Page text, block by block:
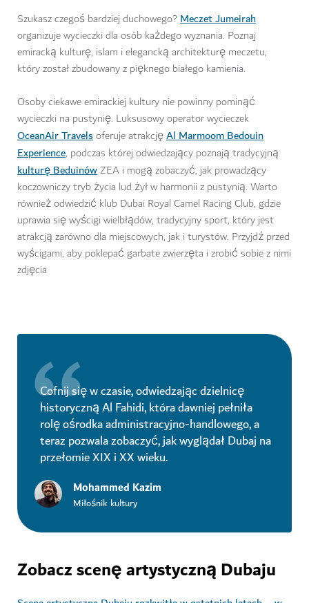
Szukasz czegoś bardziej duchowego?Meczet Jumeirah
organizuje wycieczki dla osób każdego wyznania. Poznaj
emiracką kulturę, islam i elegancką architekturę meczetu,
który został zbudowany z pięknego białego kamienia.
Osoby ciekawe emirackiej kultury nie powinny pominąć
wycieczki na pustynię. Luksusowy operator wycieczek
OceanAir Travelsoferuje atrakcjęAl Marmoom Bedouin
Experience, podczas której odwiedzający poznają tradycyjną
kulturę BeduinówZEA i mogą zobaczyć, jak prowadzący
koczowniczy tryb życia lud żył w harmonii z pustynią. Warto
również odwiedzić klub Dubai Royal Camel Racing Club, gdzie
uprawia się wyścigi wielbłądów, tradycyjny sport, który jest
atrakcją zarówno dla miejscowych, jak i turystów. Przyjdź przed
wyścigami, aby poklepać garbate zwierzęta i zrobić sobie z nimi
zdjęcia
Cofnij się w czasie, odwiedzając dzielnicę
historyczną Al Fahidi, która dawniej pełniła
rolę ośrodka administracyjno-handlowego, a
teraz pozwala zobaczyć, jak wyglądał Dubaj na
przełomie XIX i XX wieku.
Mohammed Kazim
Miłośnik kultury
Zobacz scenę artystyczną Dubaju